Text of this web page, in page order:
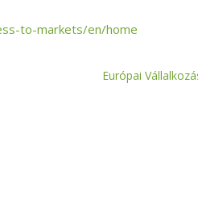
to-markets/en/home
Európai